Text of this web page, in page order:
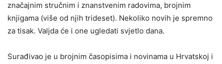
značajnim stručnim i znanstvenim radovima, brojnim
knjigama (više od njih trideset). Nekoliko novih je spremno
za tisak. Valjda će i one ugledati svjetlo dana.
Surađivao je u brojnim časopisima i novinama u Hrvatskoj i